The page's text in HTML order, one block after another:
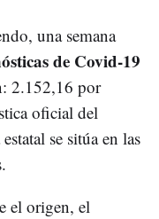
una semana
de Covid-19
2.152,16 por
oficial del
se sitúa en las
el origen, el